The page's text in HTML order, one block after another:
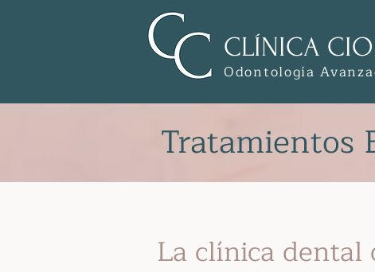
CLÍNICA
Odontología
Tratamientos
La clínica dental